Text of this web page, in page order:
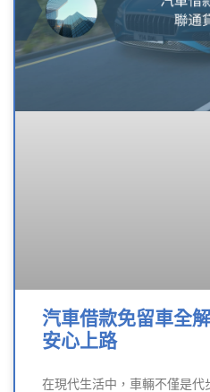
汽車借款免留車全
安心上路
在現代生活中，車輛不僅是代